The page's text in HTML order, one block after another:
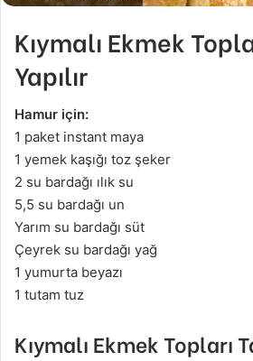
Kıymalı Ekmek
Yapılır
Hamur için:
1 paket instant maya
1 yemek kaşığı toz şeker
2 su bardağı ılık su
5,5 su bardağı un
Yarım su bardağı süt
Çeyrek su bardağı yağ
1 yumurta beyazı
1 tutam tuz
Kıymalı Ekmek Topları